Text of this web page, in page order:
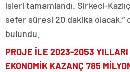
işleri tamamlandı. Sirkeci-
sefer süresi 20 dakika
bulundu.
PROJE İLE 2023-2053 YILLARI
EKONOMİK KAZANÇ 785